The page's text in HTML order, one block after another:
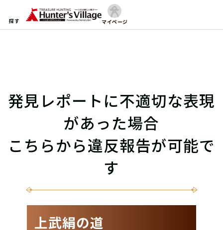
探す マイページ
発見レポートに不適切な表現
があった場合
こちらから違反報告が可能で
す
上武絹の道